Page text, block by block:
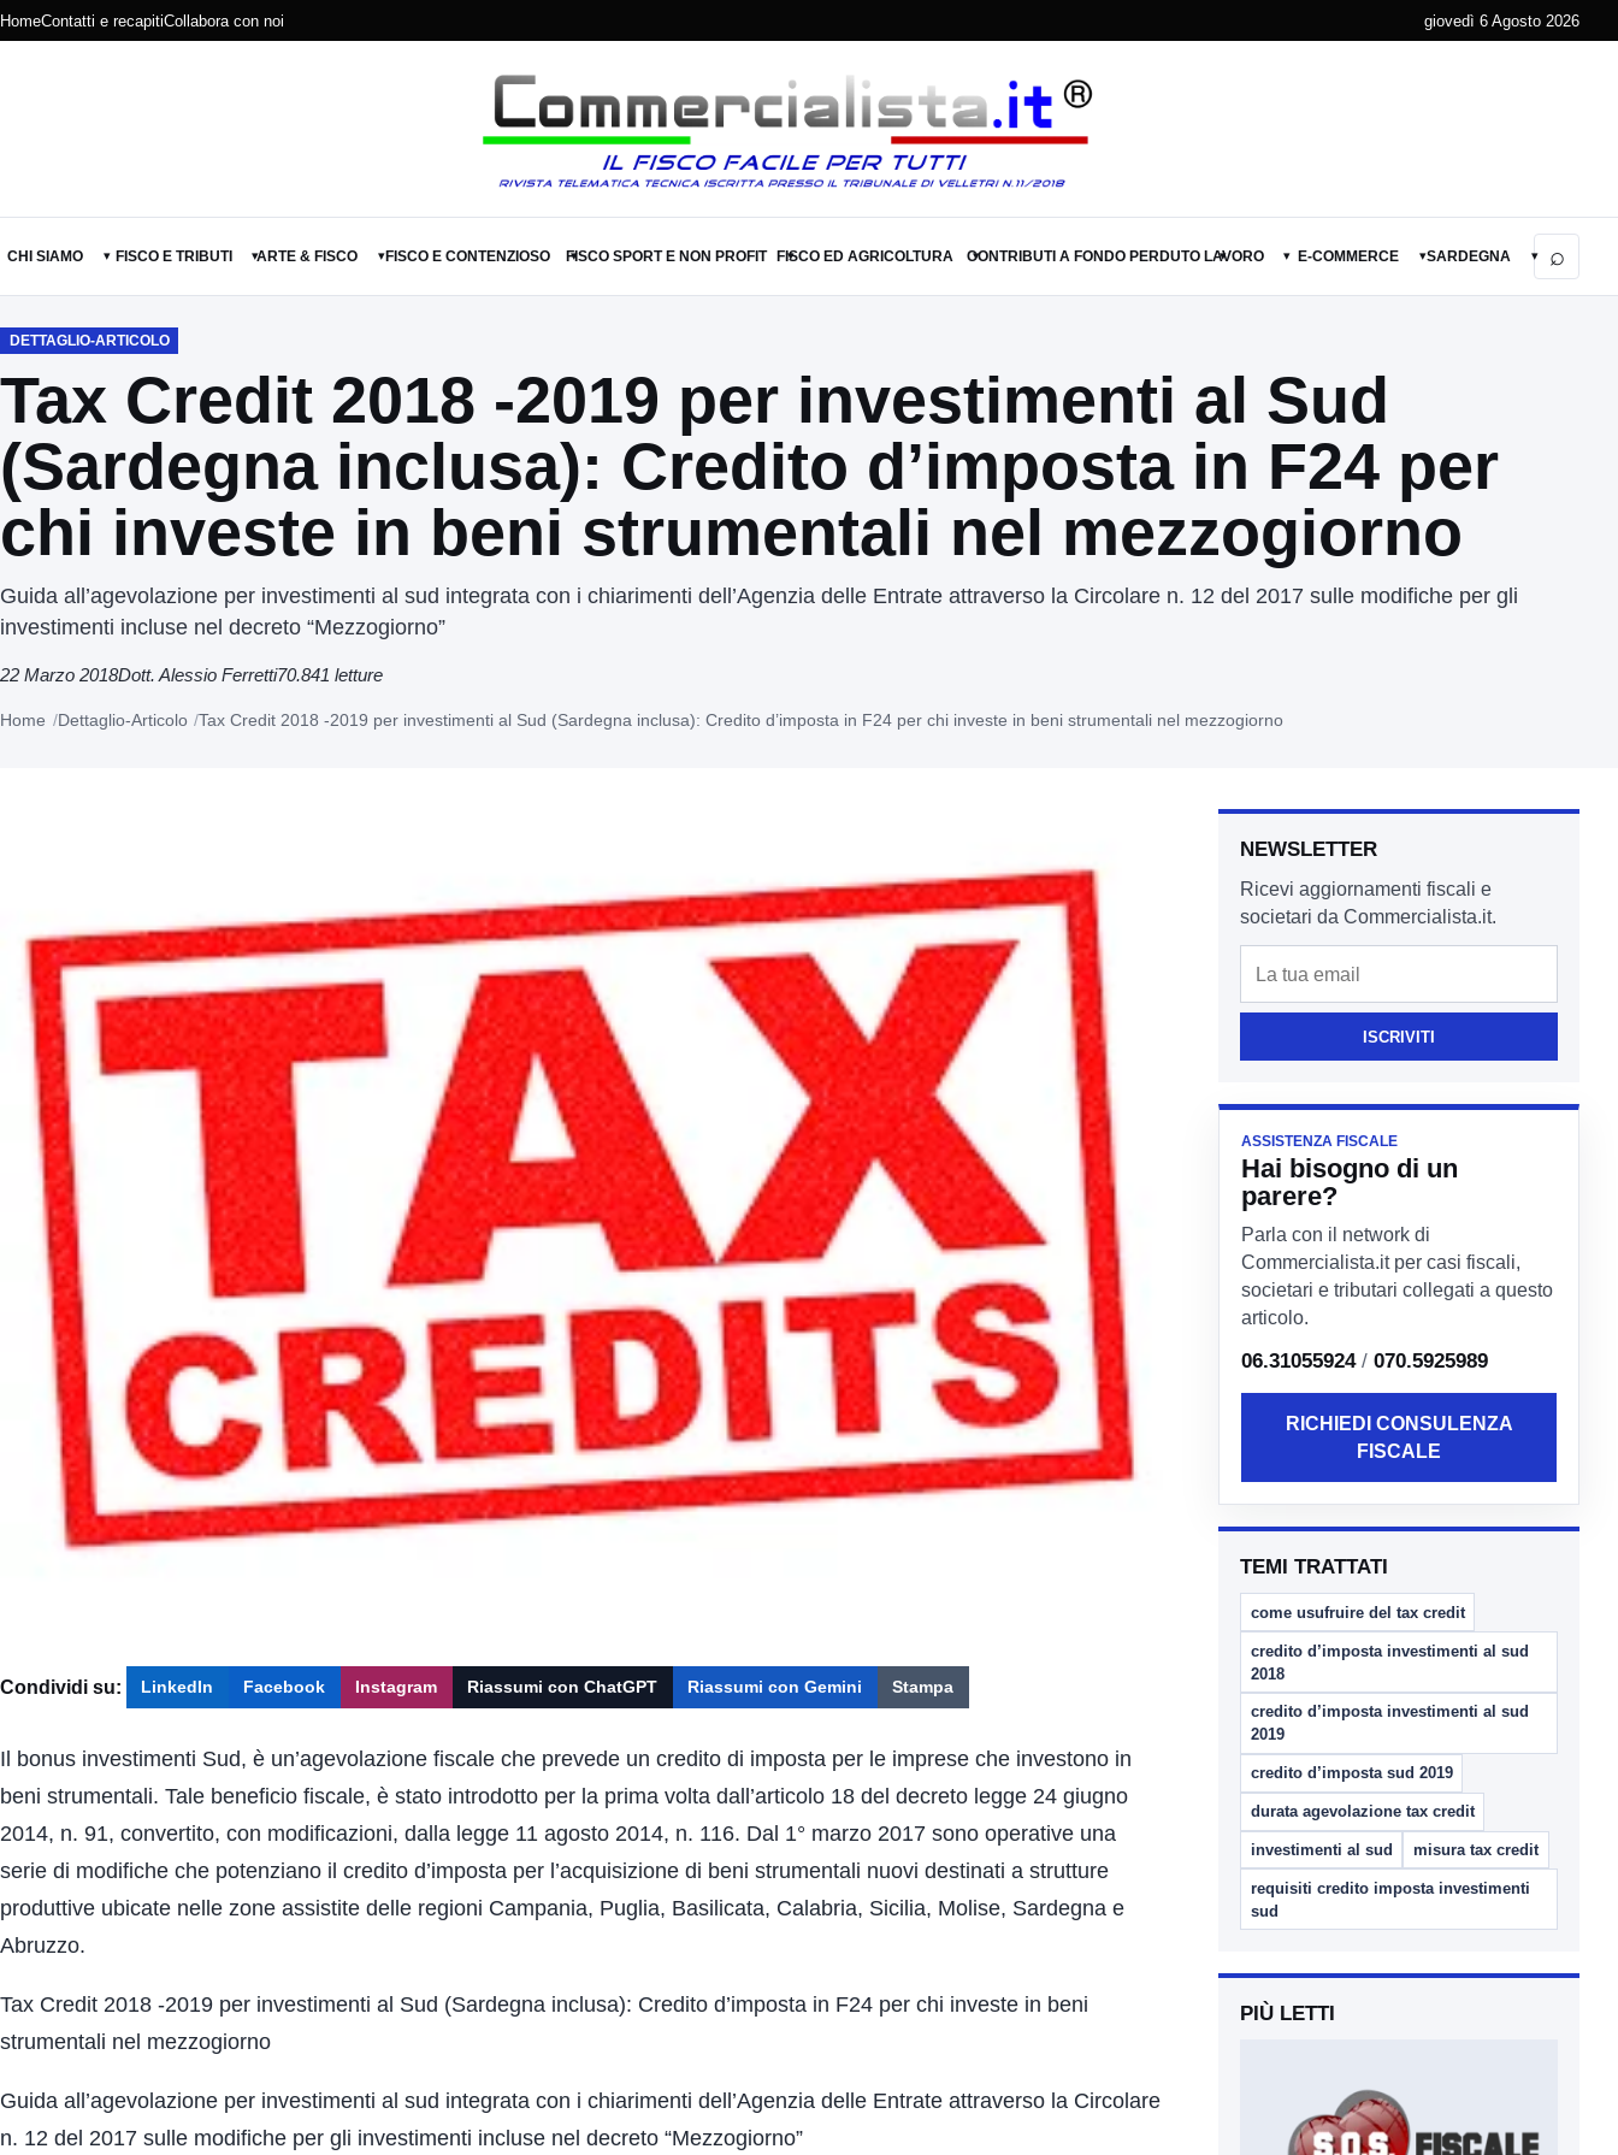
HomeContatti e recapitiCollabora con noi giovedì 6 Agosto 2026
CHI SIAMO ▾ FISCO E TRIBUTI ▾ARTE & FISCO ▾FISCO E CONTENZIOSO ▾
FISCO SPORT E NON PROFIT ▾
FISCO ED AGRICOLTURA ▾
CONTRIBUTI A FONDO PERDUTO ▾
LAVORO ▾ E-COMMERCE ▾SARDEGNA ▾ ⌕
DETTAGLIO-ARTICOLO
Tax Credit 2018 -2019 per investimenti al Sud
(Sardegna inclusa): Credito d’imposta in F24 per
chi investe in beni strumentali nel mezzogiorno
Guida all’agevolazione per investimenti al sud integrata con i chiarimenti dell’Agenzia delle Entrate attraverso la Circolare n. 12 del 2017 sulle modifiche per gli
investimenti incluse nel decreto “Mezzogiorno”
22 Marzo 2018Dott. Alessio Ferretti70.841 letture
Home Dettaglio-Articolo Tax Credit 2018 -2019 per investimenti al Sud (Sardegna inclusa): Credito d’imposta in F24 per chi investe in beni strumentali nel mezzogiorno
Condividi su: LinkedIn Facebook Instagram Riassumi con ChatGPT Riassumi con Gemini Stampa
Il bonus investimenti Sud, è un’agevolazione fiscale che prevede un credito di imposta per le imprese che investono in
beni strumentali. Tale beneficio fiscale, è stato introdotto per la prima volta dall’articolo 18 del decreto legge 24 giugno
2014, n. 91, convertito, con modificazioni, dalla legge 11 agosto 2014, n. 116. Dal 1° marzo 2017 sono operative una
serie di modifiche che potenziano il credito d’imposta per l’acquisizione di beni strumentali nuovi destinati a strutture
produttive ubicate nelle zone assistite delle regioni Campania, Puglia, Basilicata, Calabria, Sicilia, Molise, Sardegna e
Abruzzo.
Tax Credit 2018 -2019 per investimenti al Sud (Sardegna inclusa): Credito d’imposta in F24 per chi investe in beni
strumentali nel mezzogiorno
Guida all’agevolazione per investimenti al sud integrata con i chiarimenti dell’Agenzia delle Entrate attraverso la Circolare
n. 12 del 2017 sulle modifiche per gli investimenti incluse nel decreto “Mezzogiorno”
NEWSLETTER
Ricevi aggiornamenti fiscali e
societari da Commercialista.it.
ISCRIVITI
ASSISTENZA FISCALE
Hai bisogno di un
parere?
Parla con il network di
Commercialista.it per casi fiscali,
societari e tributari collegati a questo
articolo.
06.31055924 / 070.5925989
RICHIEDI CONSULENZA
FISCALE
TEMI TRATTATI
come usufruire del tax credit
credito d’imposta investimenti al sud
2018
credito d’imposta investimenti al sud
2019
credito d’imposta sud 2019
durata agevolazione tax credit
investimenti al sud misura tax credit
requisiti credito imposta investimenti
sud
PIÙ LETTI